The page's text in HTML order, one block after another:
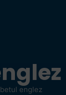
englez